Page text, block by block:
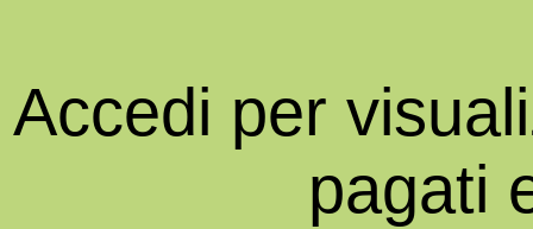
Accedi per
pagati